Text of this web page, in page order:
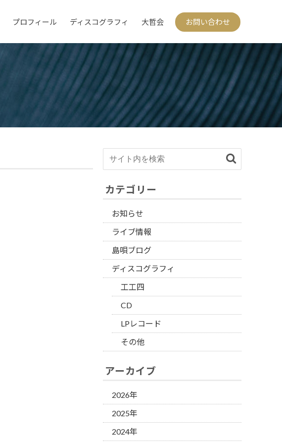
プロフィール ディスコグラフィ 大哲会 お問い合わせ
カテゴリー
お知らせ
ライブ情報
島唄ブログ
ディスコグラフィ
工工四
CD
LPレコード
その他
アーカイブ
2026年
2025年
2024年